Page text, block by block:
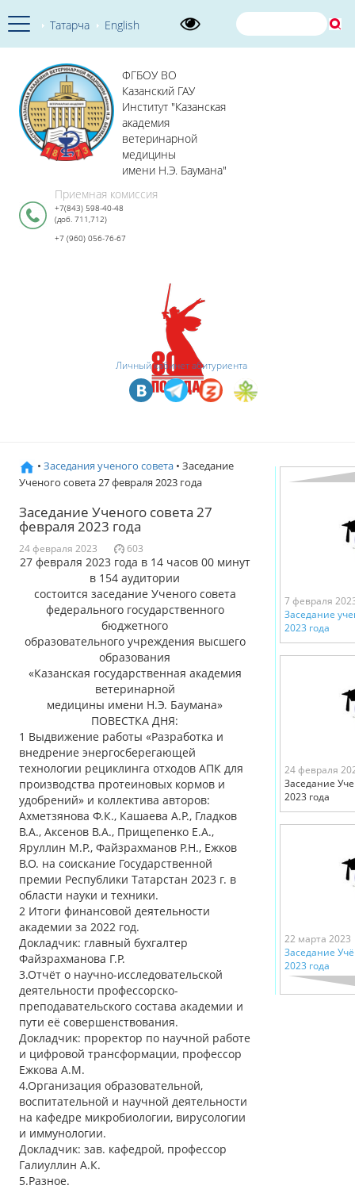
Татарча English
ФГБОУ ВО
Казанский ГАУ
Институт "Казанская
академия
ветеринарной
медицины
имени Н.Э. Баумана"
Приемная комиссия
+7(843) 598-40-48
(доб. 711,712)
+7 (960) 056-76-67
Личный кабинет абитуриента
• Заседания ученого совета • Заседание
Ученого совета 27 февраля 2023 года
Заседание Ученого совета 27
февраля 2023 года
24 февраля 2023 603
27 февраля 2023 года в 14 часов 00 минут
в 154 аудитории
состоится заседание Ученого совета
федерального государственного
бюджетного
образовательного учреждения высшего
образования
«Казанская государственная академия
ветеринарной
медицины имени Н.Э. Баумана»
ПОВЕСТКА ДНЯ:
1 Выдвижение работы «Разработка и
внедрение энергосберегающей
технологии рециклинга отходов АПК для
производства протеиновых кормов и
удобрений» и коллектива авторов:
Ахметзянова Ф.К., Кашаева А.Р., Гладков
В.А., Аксенов В.А., Прищепенко Е.А.,
Яруллин М.Р., Файзрахманов Р.Н., Ежков
В.О. на соискание Государственной
премии Республики Татарстан 2023 г. в
области науки и техники.
2 Итоги финансовой деятельности
академии за 2022 год.
Докладчик: главный бухгалтер
Файзрахманова Г.Р.
3.Отчёт о научно-исследовательской
деятельности профессорско-
преподавательского состава академии и
пути её совершенствования.
Докладчик: проректор по научной работе
и цифровой трансформации, профессор
Ежкова А.М.
4.Организация образовательной,
воспитательной и научной деятельности
на кафедре микробиологии, вирусологии
и иммунологии.
Докладчик: зав. кафедрой, профессор
Галиуллин А.К.
5.Разное.
7 февраля
Заседание
2023 года
24 февраля
Заседание
2023 года
22 марта 2023
Заседание
2023 года